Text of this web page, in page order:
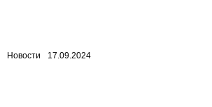
Новости 17.09.2024